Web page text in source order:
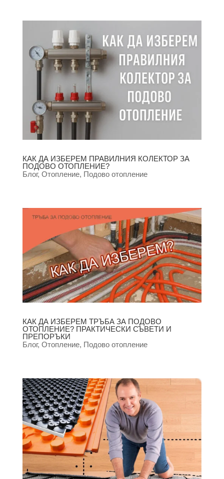
КАК ДА ИЗБЕРЕМ ПРАВИЛНИЯ КОЛЕКТОР ЗА
ПОДОВО ОТОПЛЕНИЕ?
Блог, Отопление, Подово отопление
КАК ДА ИЗБЕРЕМ ТРЪБА ЗА ПОДОВО
ОТОПЛЕНИЕ? ПРАКТИЧЕСКИ СЪВЕТИ И
ПРЕПОРЪКИ
Блог, Отопление, Подово отопление